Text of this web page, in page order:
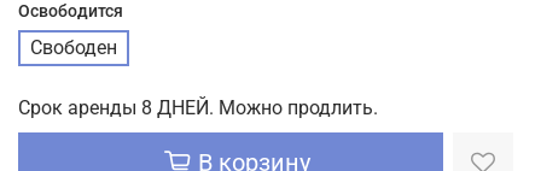
Освободится
Свободен
Срок аренды 8 ДНЕЙ. Можно продлить.
В корзину